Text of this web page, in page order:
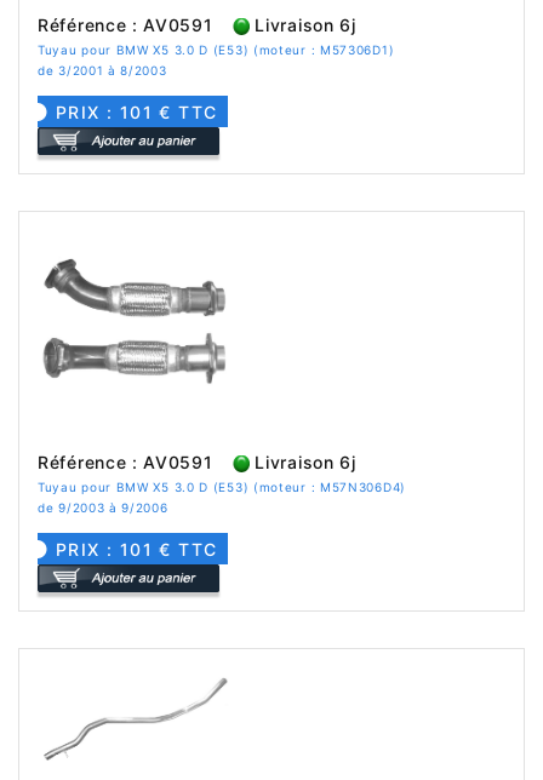
Référence : AV0591 Livraison 6j
Tuyau pour BMW X5 3.0 D (E53) (moteur : M57306D1)
de 3/2001 à 8/2003
PRIX : 101 € TTC
Référence : AV0591 Livraison 6j
Tuyau pour BMW X5 3.0 D (E53) (moteur : M57N306D4)
de 9/2003 à 9/2006
PRIX : 101 € TTC